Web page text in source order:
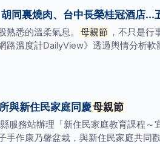
同裏燒肉、台中長榮桂冠酒店
悉的溫柔氣息。 母親節 ，不只是
路溫度計DailyView》透過輿情分析
與新住民家庭同慶母親節
服務站辦理「新住民家庭教育課程
手作康乃馨盆栽，與新住民家庭共同